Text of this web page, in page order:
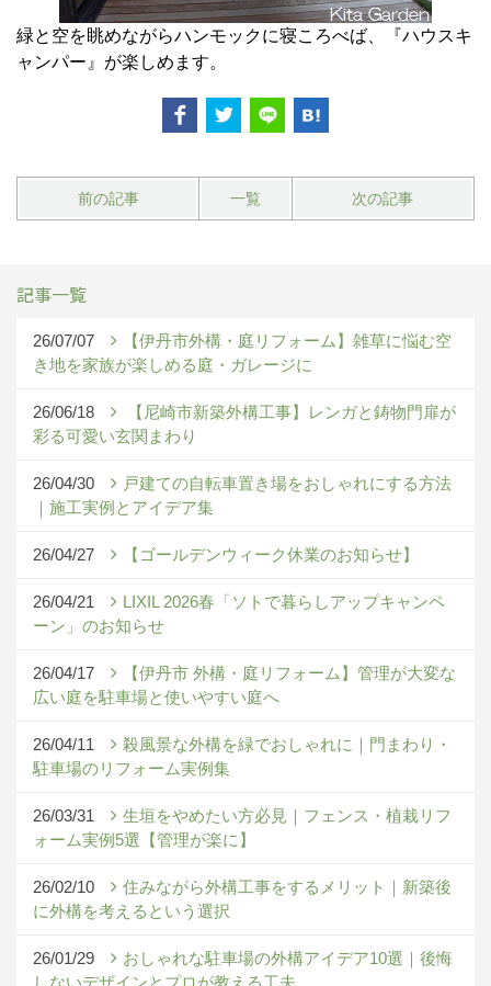
緑と空を眺めながらハンモックに寝ころべば、『ハウスキ
ャンパー』が楽しめます。
前の記事 一覧 次の記事
記事一覧
26/07/07
【伊丹市外構・庭リフォーム】雑草に悩む空
き地を家族が楽しめる庭・ガレージに
26/06/18
【尼崎市新築外構工事】レンガと鋳物門扉が
彩る可愛い玄関まわり
26/04/30
戸建ての自転車置き場をおしゃれにする方法
｜施工実例とアイデア集
26/04/27 【ゴールデンウィーク休業のお知らせ】
26/04/21
LIXIL 2026春「ソトで暮らしアップキャンペ
ーン」のお知らせ
26/04/17
【伊丹市 外構・庭リフォーム】管理が大変な
広い庭を駐車場と使いやすい庭へ
26/04/11
殺風景な外構を緑でおしゃれに｜門まわり・
駐車場のリフォーム実例集
26/03/31
生垣をやめたい方必見｜フェンス・植栽リフ
ォーム実例5選【管理が楽に】
26/02/10
住みながら外構工事をするメリット｜新築後
に外構を考えるという選択
26/01/29
おしゃれな駐車場の外構アイデア10選｜後悔
しないデザインとプロが教える工夫